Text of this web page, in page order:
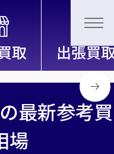
実績の買取専門店「買取大
の最新参考買
場